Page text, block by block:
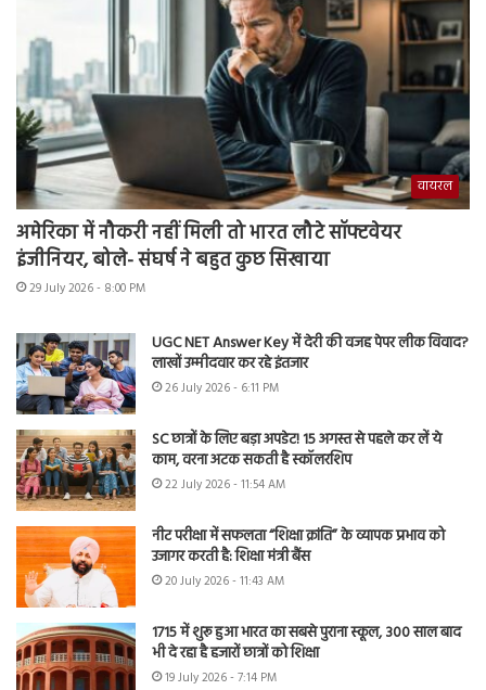
वायरल
अमेरिका में नौकरी नहीं मिली तो भारत लौटे सॉफ्टवेयर
इंजीनियर, बोले- संघर्ष ने बहुत कुछ सिखाया
29 July 2026 - 8:00 PM
UGC NET Answer Key में देरी की वजह पेपर लीक विवाद?
लाखों उम्मीदवार कर रहे इंतजार
26 July 2026 - 6:11 PM
SC छात्रों के लिए बड़ा अपडेट! 15 अगस्त से पहले कर लें ये
काम, वरना अटक सकती है स्कॉलरशिप
22 July 2026 - 11:54 AM
नीट परीक्षा में सफलता “शिक्षा क्रांति” के व्यापक प्रभाव को
उजागर करती है: शिक्षा मंत्री बैंस
20 July 2026 - 11:43 AM
1715 में शुरू हुआ भारत का सबसे पुराना स्कूल, 300 साल बाद
भी दे रहा है हजारों छात्रों को शिक्षा
19 July 2026 - 7:14 PM